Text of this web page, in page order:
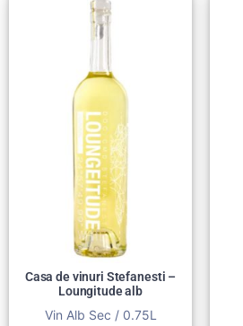
Casa de vinuri Stefanesti –
Loungitude alb
Vin Alb Sec / 0.75L